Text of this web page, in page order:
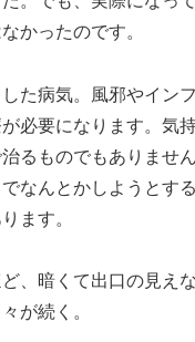
かったのです。
た病気。風邪やイン
必要になります。気
るものでもありません
でなんとかしようとす
ます。
、暗くて出口の見え
が続く。